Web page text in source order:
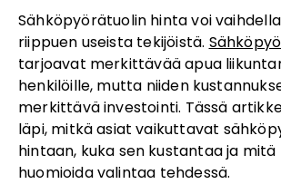
Sähköpyörätuolin hinta voi
riippuen useista tekijöistä.
tarjoavat merkittävää apua
henkilöille, mutta niiden
merkittävä investointi. Tässä
läpi, mitkä asiat vaikuttavat
hintaan, kuka sen kustantaa ja
huomioida valintaa tehdessä.